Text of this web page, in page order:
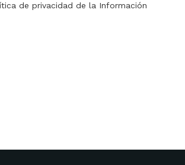
de privacidad de la Información